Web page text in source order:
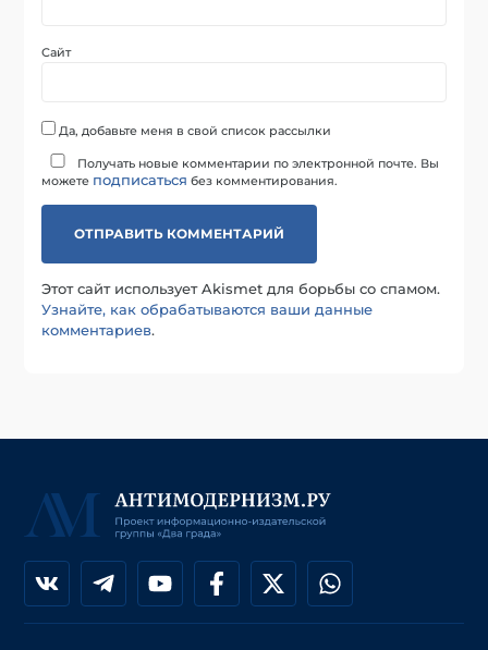
Сайт
Да, добавьте меня в свой список рассылки
Получать новые комментарии по электронной почте. Вы
можете подписаться без комментирования.
Этот сайт использует Akismet для борьбы со спамом.
Узнайте, как обрабатываются ваши данные
комментариев.